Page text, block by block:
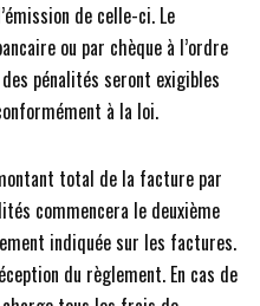
de celle-ci. Le
ou par chèque à l’ordre
pénalités seront exigibles
à la loi.
total de la facture par
commencera le deuxième
indiquée sur les factures.
du règlement. En cas de